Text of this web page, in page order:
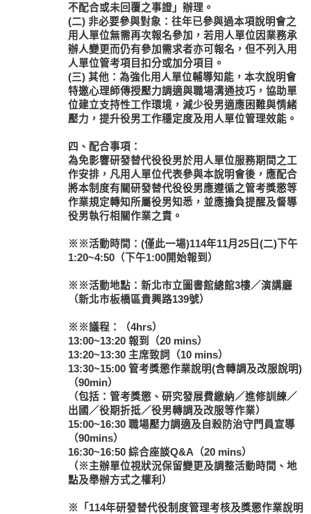
不配合或未回覆之事證」辦理。
(二) 非必要參與對象：往年已參與過本項說明會之
用人單位無需再次報名參加，若用人單位因業務承
辦人變更而仍有參加需求者亦可報名，但不列入用
人單位管考項目扣分或加分項目。
(三) 其他：為強化用人單位輔導知能，本次說明會
特邀心理師傳授壓力調適與職場溝通技巧，協助單
位建立支持性工作環境，減少役男適應困難與情緒
壓力，提升役男工作穩定度及用人單位管理效能。
四、配合事項：
為免影響研發替代役役男於用人單位服務期間之工
作安排，凡用人單位代表參與本說明會後，應配合
將本制度有關研發替代役役男應遵循之管考獎懲等
作業規定轉知所屬役男知悉，並應擔負提醒及督導
役男執行相關作業之責。
※※活動時間：(僅此一場)114年11月25日(二)下午
1:20~4:50（下午1:00開始報到）
※※活動地點：新北市立圖書館總館3樓／演講廳
（新北市板橋區貴興路139號）
※※議程：（4hrs）
13:00~13:20 報到（20 mins）
13:20~13:30 主席致詞（10 mins）
13:30~15:00 管考獎懲作業說明(含轉調及改服說明)
（90min）
（包括：管考獎懲、研究發展費繳納／進修訓練／
出國／役期折抵／役男轉調及改服等作業）
15:00~16:30 職場壓力調適及自殺防治守門員宣導
（90mins）
16:30~16:50 綜合座談Q&A（20 mins）
（※主辦單位視狀況保留變更及調整活動時間、地
點及舉辦方式之權利）
※「114年研發替代役制度管理考核及獎懲作業說明